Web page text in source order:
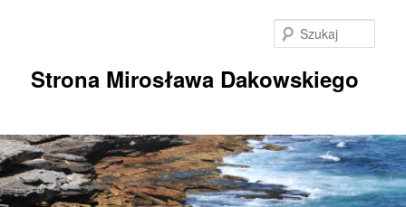
Strona Mirosława Dakowskiego